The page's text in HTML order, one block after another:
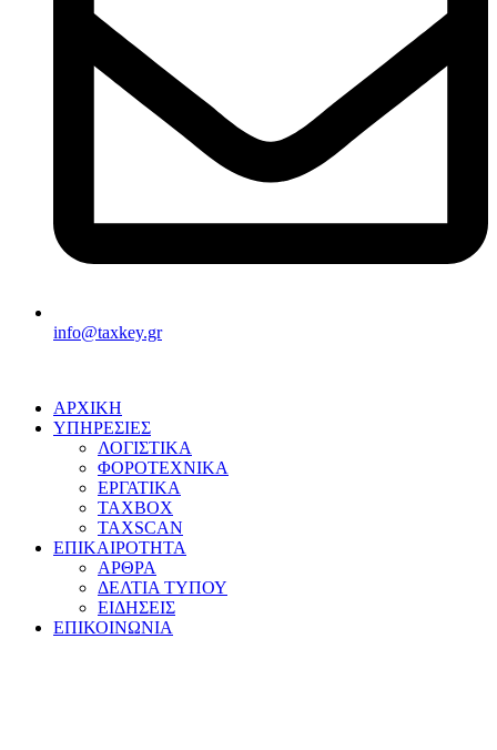
info@taxkey.gr
ΑΡΧΙΚΗ
ΥΠΗΡΕΣΙΕΣ
ΛΟΓΙΣΤΙΚΑ
ΦΟΡΟΤΕΧΝΙΚΑ
ΕΡΓΑΤΙΚΑ
TAXBOX
TAXSCAN
ΕΠΙΚΑΙΡΟΤΗΤΑ
ΑΡΘΡΑ
ΔΕΛΤΙΑ ΤΥΠΟΥ
ΕΙΔΗΣΕΙΣ
ΕΠΙΚΟΙΝΩΝΙΑ